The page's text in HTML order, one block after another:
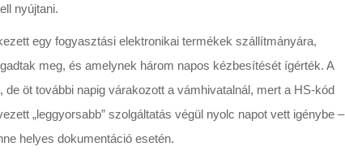
nyújtani.
egy fogyasztási elektronikai termékek szállítmányára,
meg, és amelynek három napos kézbesítését ígérték. A
öt további napig várakozott a vámhivatalnál, mert a HS-kód
„leggyorsabb” szolgáltatás végül nyolc napot vett igénybe –
helyes dokumentáció esetén.